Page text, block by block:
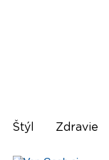
Štýl Zdravie